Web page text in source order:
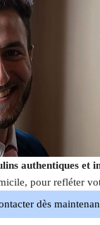
authentiques et
pour refléter
dès